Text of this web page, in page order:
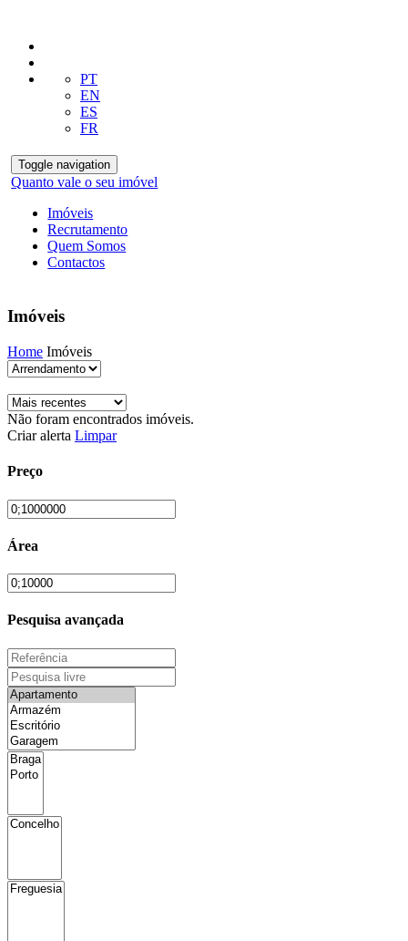
PT
EN
ES
FR
Toggle navigation
Quanto vale o seu imóvel
Imóveis
Recrutamento
Quem Somos
Contactos
Imóveis
Home Imóveis
Não foram encontrados imóveis.
Criar alerta Limpar
Preço
Área
Pesquisa avançada